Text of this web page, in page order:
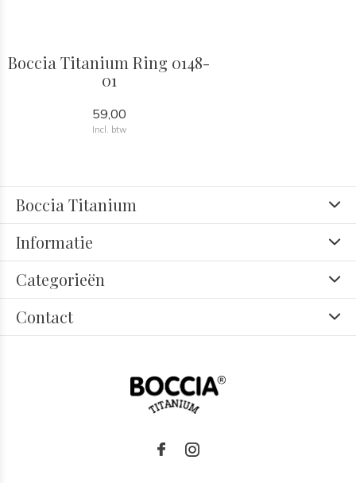
Boccia Titanium Ring 0148-
01
59,00
Incl. btw
Boccia Titanium
Informatie
Categorieën
Contact